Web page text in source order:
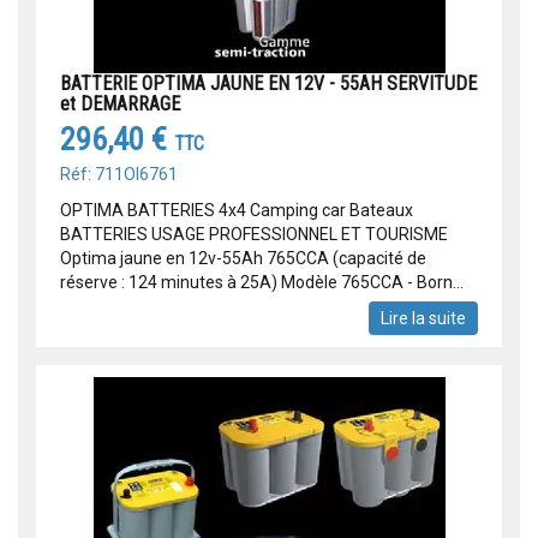
BATTERIE OPTIMA JAUNE EN 12V - 55AH SERVITUDE
et DEMARRAGE
296,40 € TTC
Réf: 711OI6761
OPTIMA BATTERIES 4x4 Camping car Bateaux
BATTERIES USAGE PROFESSIONNEL ET TOURISME
Optima jaune en 12v-55Ah 765CCA (capacité de
réserve : 124 minutes à 25A) Modèle 765CCA - Born...
Lire la suite